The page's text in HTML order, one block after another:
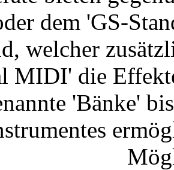
dem 'GS-
welcher
MIDI' die
'Bänke'